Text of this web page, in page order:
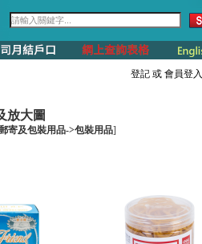
登記 或 會員登入
放大圖
寄及包裝用品->包裝用品]